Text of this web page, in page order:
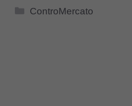
Categorie
ControMercato